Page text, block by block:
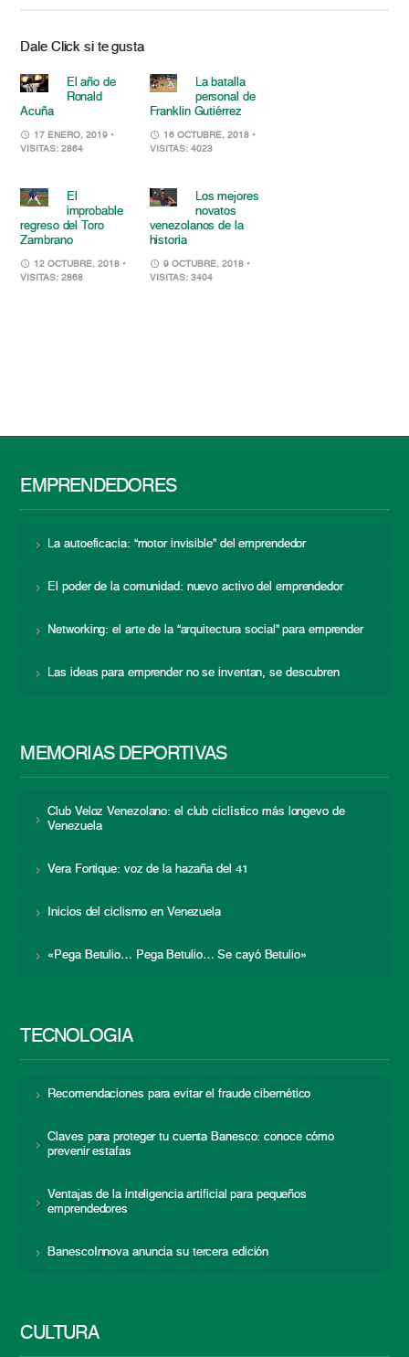
Dale Click si te gusta
El año de
Ronald
Acuña
17 ENERO, 2019 •
VISITAS: 2864
La batalla
personal de
Franklin Gutiérrez
16 OCTUBRE, 2018 •
VISITAS: 4023
El
improbable
regreso del Toro
Zambrano
12 OCTUBRE, 2018 •
VISITAS: 2868
Los mejores
novatos
venezolanos de la
historia
9 OCTUBRE, 2018 •
VISITAS: 3404
EMPRENDEDORES
La autoeficacia: “motor invisible” del emprendedor
El poder de la comunidad: nuevo activo del emprendedor
Networking: el arte de la “arquitectura social” para emprender
Las ideas para emprender no se inventan, se descubren
MEMORIAS DEPORTIVAS
Club Veloz Venezolano: el club ciclístico más longevo de
Venezuela
Vera Fortique: voz de la hazaña del 41
Inicios del ciclismo en Venezuela
«Pega Betulio… Pega Betulio… Se cayó Betulio»
TECNOLOGÍA
Recomendaciones para evitar el fraude cibernético
Claves para proteger tu cuenta Banesco: conoce cómo
prevenir estafas
Ventajas de la inteligencia artificial para pequeños
emprendedores
BanescoInnova anuncia su tercera edición
CULTURA